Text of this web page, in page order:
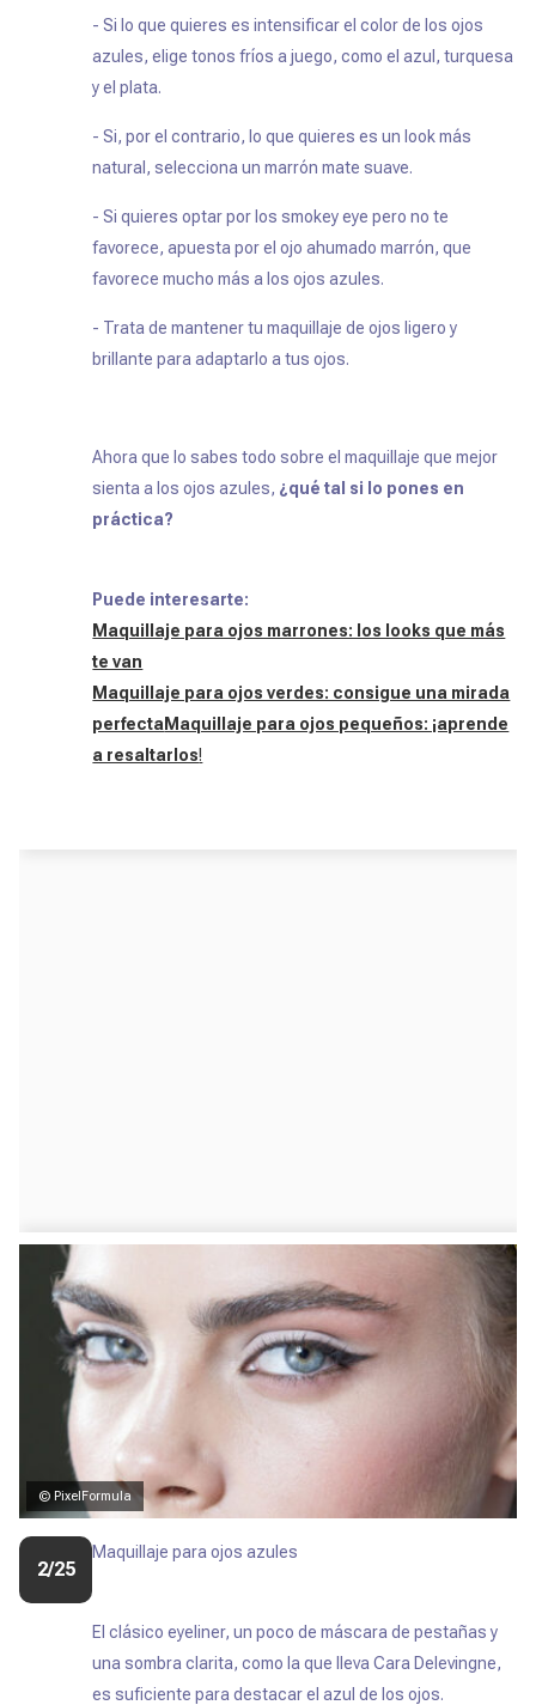
- Si lo que quieres es intensificar el color de los ojos
azules, elige tonos fríos a juego, como el azul, turquesa
y el plata.
- Si, por el contrario, lo que quieres es un look más
natural, selecciona un marrón mate suave.
- Si quieres optar por los smokey eye pero no te
favorece, apuesta por el ojo ahumado marrón, que
favorece mucho más a los ojos azules.
- Trata de mantener tu maquillaje de ojos ligero y
brillante para adaptarlo a tus ojos.
Ahora que lo sabes todo sobre el maquillaje que mejor
sienta a los ojos azules, ¿qué tal si lo pones en
práctica?
Puede interesarte:
Maquillaje para ojos marrones: los looks que más
te van
Maquillaje para ojos verdes: consigue una mirada
perfecta Maquillaje para ojos pequeños: ¡aprende
a resaltarlos!
© PixelFormula
2/25
Maquillaje para ojos azules
El clásicoeyeliner,un poco de máscara de pestañas y
una sombra clarita, como la que lleva Cara Delevingne,
es suficiente para destacar el azul de los ojos.